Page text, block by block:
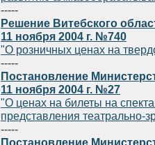
-----
Решение Витебского
11 ноября 2004 г. №740
"О розничных ценах на
-----
Постановление
11 ноября 2004 г. №27
"О ценах на билеты на
представления театрально-
-----
Постановление